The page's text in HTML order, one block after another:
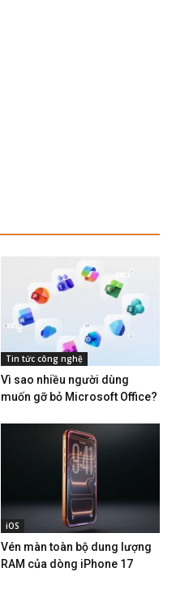
Tin tức công nghệ
Vì sao nhiều người dùng
muốn gỡ bỏ Microsoft Office?
iOS
Vén màn toàn bộ dung lượng
RAM của dòng iPhone 17